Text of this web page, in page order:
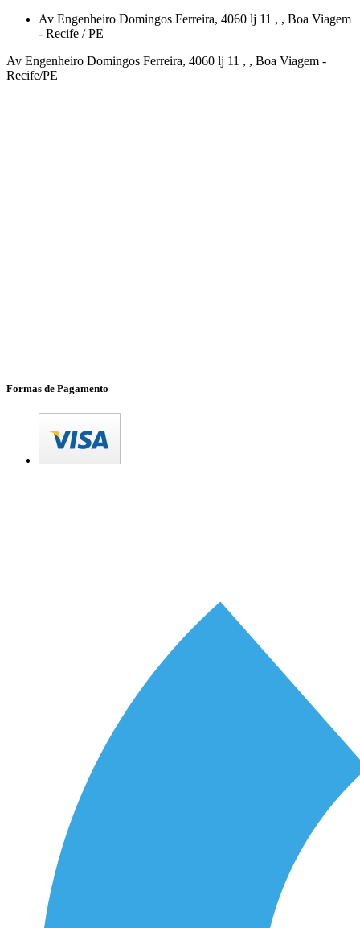
Av Engenheiro Domingos Ferreira, 4060 lj 11 , , Boa Viagem
- Recife /PE
Av Engenheiro Domingos Ferreira, 4060 lj 11 , , Boa Viagem -
Recife/PE
Formas de Pagamento